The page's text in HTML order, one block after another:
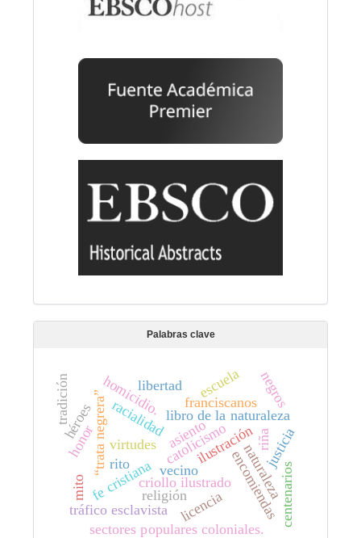
Palabras clave
ilustración
criollo ilustrado
fe cristiana
virtudes
libro de la naturaleza
tráfico esclavista
“trata negrera” asiento
licencia
franciscanos
encomiendas
sectores populares coloniales.
naturaleza
vecino
racialidad
justicia
honor riña
homicidio.
centenarios
héroes catolicismo
escuela
religión
rito
mito
tradición negros
libertad